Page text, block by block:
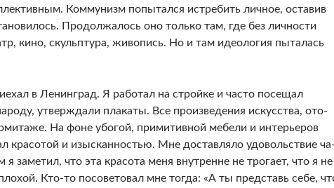
Коммунизм попытался истребить личное, оставив
Продолжалось оно только там, где без личности
кино, скульптура, живопись. Но и там идео­логия пыталась
в Ле­нинград. Я работал на стройке и часто посещал
утвер­ждали плакаты. Все произведения искусства, ото­
На фоне убогой, примитивной мебели и интерьеров
красотой и изысканностью. Мне доставляло удовольствие ча­
заметил, что эта красота меня внутренне не трогает, что я не
Кто-то посоветовал мне тогда: «А ты представь себе,